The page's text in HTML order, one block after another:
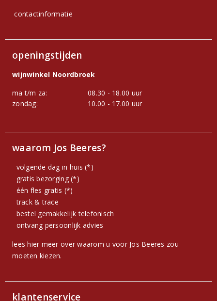
contactinformatie
openingstijden
wijnwinkel Noordbroek
ma t/m za:
08.30 - 18.00 uur
zondag:
10.00 - 17.00 uur
waarom Jos Beeres?
volgende dag in huis (*)
gratis bezorging (*)
één fles gratis (*)
track & trace
bestel gemakkelijk telefonisch
ontvang persoonlijk advies
lees hier meer over waarom u voor Jos Beeres zou
moeten kiezen.
klantenservice